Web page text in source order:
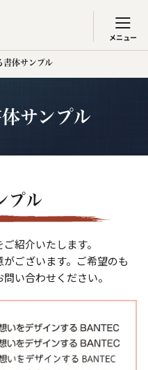
メニュー
書体サンプル
サンプル
プル
紹介いたします。
ございます。ご希望のも
い合わせください。